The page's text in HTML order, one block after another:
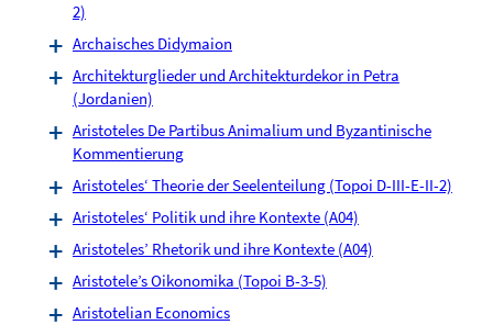
2)
Archaisches Didymaion
Architekturglieder und Architekturdekor in Petra
(Jordanien)
Aristoteles De Partibus Animalium und Byzantinische
Kommentierung
Aristoteles‘ Theorie der Seelenteilung (Topoi D-III-E-II-2)
Aristoteles‘ Politik und ihre Kontexte (A04)
Aristoteles’ Rhetorik und ihre Kontexte (A04)
Aristotele’s Oikonomika (Topoi B-3-5)
Aristotelian Economics